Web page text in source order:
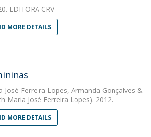
EDITORA CRV
MORE DETAILS
José Ferreira Lopes, Armanda Gonçalves &
Maria José Ferreira Lopes). 2012.
MORE DETAILS